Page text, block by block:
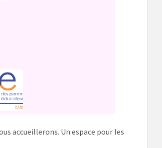
accueillerons. Un espace pour les